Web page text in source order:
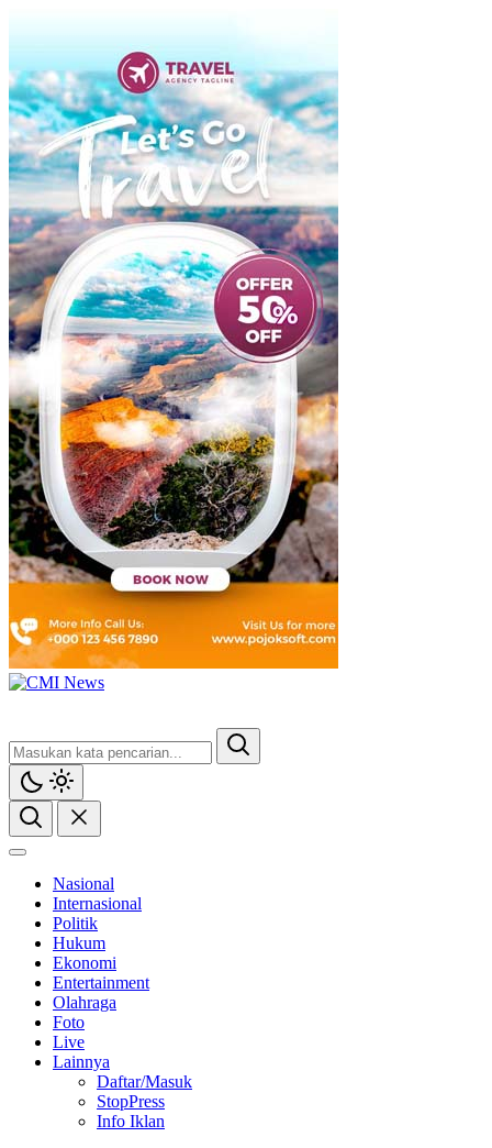
Nasional
Internasional
Politik
Hukum
Ekonomi
Entertainment
Olahraga
Foto
Live
Lainnya
Daftar/Masuk
StopPress
Info Iklan